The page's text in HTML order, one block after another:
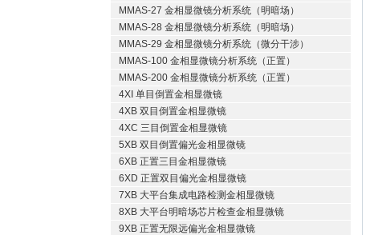
MMAS-27 金相显微镜分析系统（明暗场）
MMAS-28 金相显微镜分析系统（明暗场）
MMAS-29 金相显微镜分析系统（微分干涉）
MMAS-100 金相显微镜分析系统（正置）
MMAS-200 金相显微镜分析系统（正置）
4XI 单目倒置金相显微镜
4XB 双目倒置金相显微镜
4XC 三目倒置金相显微镜
5XB 双目倒置偏光金相显微镜
6XB 正置三目金相显微镜
6XD 正置双目偏光金相显微镜
7XB 大平台集成电路检测金相显微镜
8XB 大平台明暗场芯片检查金相显微镜
9XB 正置无限远偏光金相显微镜